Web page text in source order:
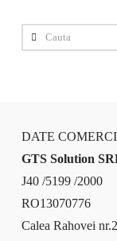
Cauta
DATE
GTS Solution
J40 /5199 /2000
RO13070776
Calea Rahovei